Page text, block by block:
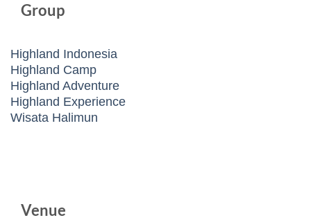
Group
Highland Indonesia
Highland Camp
Highland Adventure
Highland Experience
Wisata Halimun
Venue